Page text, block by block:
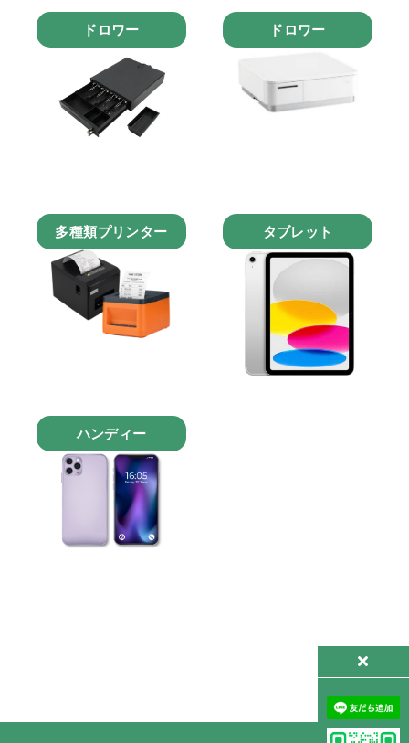
ドロワー ドロワー
多種類プリンター タブレット
ハンディー